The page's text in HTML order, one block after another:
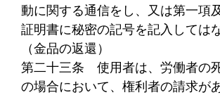
動に関する通信をし、又は第一項
証明書に秘密の記号を記入しては
（金品の返還）
第二十三条 使用者は、労働者の
の場合において、権利者の請求が